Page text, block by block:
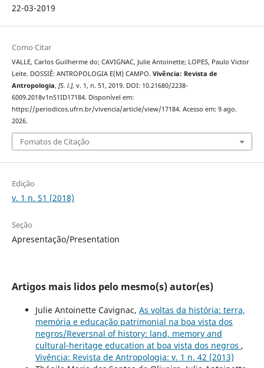
22-03-2019
Como Citar
VALLE, Carlos Guilherme do; CAVIGNAC, Julie Antoinette; LOPES, Paulo Victor
Leite. DOSSIÊ: ANTROPOLOGIA E(M) CAMPO. Vivência: Revista de
Antropologia, [S. l.], v. 1, n. 51, 2019. DOI: 10.21680/2238-
6009.2018v1n51ID17184. Disponível em:
https://periodicos.ufrn.br/vivencia/article/view/17184. Acesso em: 9 ago.
2026.
Fomatos de Citação
Edição
v. 1 n. 51 (2018)
Seção
Apresentação/Presentation
Artigos mais lidos pelo mesmo(s) autor(es)
Julie Antoinette Cavignac, As voltas da história: terra,
memória e educação patrimonial na boa vista dos
negros/Reversnal of history: land, memory and
cultural-heritage education at boa vista dos negros ,
Vivência: Revista de Antropologia: v. 1 n. 42 (2013)